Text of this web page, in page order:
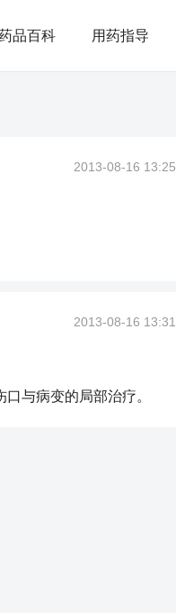
品百科 用药指导
2013-08-16 13:25
2013-08-16 13:31
与病变的局部治疗。